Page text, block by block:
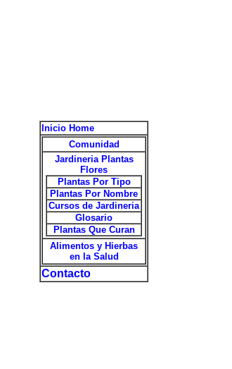
Inicio Home
Comunidad
Jardineria Plantas
Flores
Plantas Por Tipo
Plantas Por Nombre
Cursos de Jardineria
Glosario
Plantas Que Curan
Alimentos y Hierbas
en la Salud
Contacto